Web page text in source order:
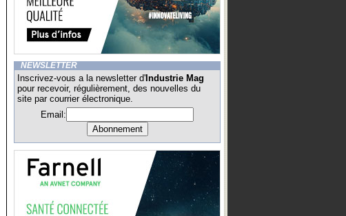
NEWSLETTER
Inscrivez-vous a la newsletter d' Industrie Mag
pour recevoir, régulièrement, des nouvelles du
site par courrier électronique.
Email: